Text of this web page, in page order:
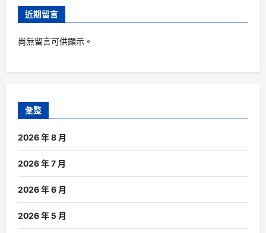
近期留言
尚無留言可供顯示。
彙整
2026 年 8 月
2026 年 7 月
2026 年 6 月
2026 年 5 月